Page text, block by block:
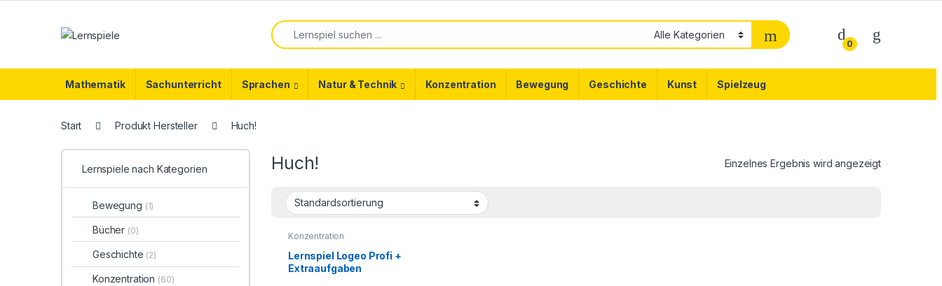
Search for:
0
Mathematik Sachunterricht Sprachen Natur & Technik Konzentration Bewegung Geschichte Kunst Spielzeug
Start Produkt Hersteller Huch!
Huch! Einzelnes Ergebnis wird angezeigt
Konzentration
Lernspiel Logeo Profi +
Extraaufgaben
Lernspiele nach Kategorien
Bewegung (1)
Bücher (0)
Geschichte (2)
Konzentration (60)